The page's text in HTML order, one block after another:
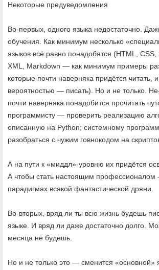
Некоторые предуведомления
Во-первых, одного языка недостаточно.
обучения. Как минимум несколько
языков всё равно понадобятся (HTML, CSS,
XML, Markdown — как минимум примеры
которые почти наверняка придётся читать,
вероятностью — писать). Но и не только.
почти наверняка понадобится прочитать
программисту — проверить реализацию
описанную на Python; системному
разобраться с чужим говнокодом на
А на пути к «миддл»-уровню их придётся
А чтобы стать настоящим профессионалом
парадигмах всякой фантастической дряни.
Во-вторых, вряд ли ты всю жизнь будешь
языке. И вряд ли даже достаточно долго.
месяца не будешь.
Но и не только это — сменится «основной»